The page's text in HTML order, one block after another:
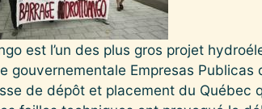
est l’un des plus gros projet
gouvernementale Empresas
de dépôt et placement du Québec